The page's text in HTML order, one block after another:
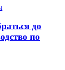
до
по